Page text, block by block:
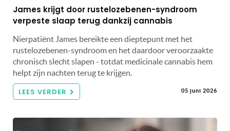
James krijgt door rustelozebenen-syndroom
verpeste slaap terug dankzij cannabis
Nierpatiënt James bereikte een dieptepunt met het
rustelozebenen-syndroom en het daardoor veroorzaakte
chronisch slecht slapen - totdat medicinale cannabis hem
helpt zijn nachten terug te krijgen.
LEES VERDER 05 juni 2026